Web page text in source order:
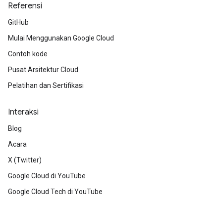
Referensi
GitHub
Mulai Menggunakan Google Cloud
Contoh kode
Pusat Arsitektur Cloud
Pelatihan dan Sertifikasi
Interaksi
Blog
Acara
X (Twitter)
Google Cloud di YouTube
Google Cloud Tech di YouTube